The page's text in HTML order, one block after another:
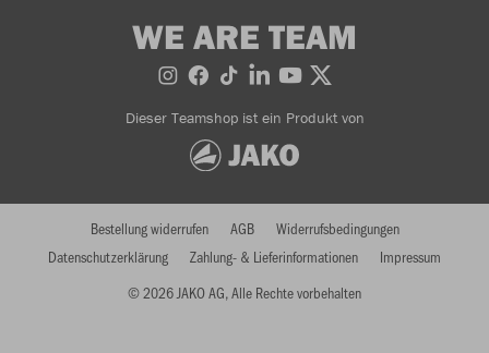
WE ARE TEAM
Dieser Teamshop ist ein Produkt von
© 2026 JAKO AG, Alle Rechte vorbehalten
Bestellung widerrufen AGB
Widerrufsbedingungen
Datenschutzerklärung
Zahlung- & Lieferinformationen Impressum